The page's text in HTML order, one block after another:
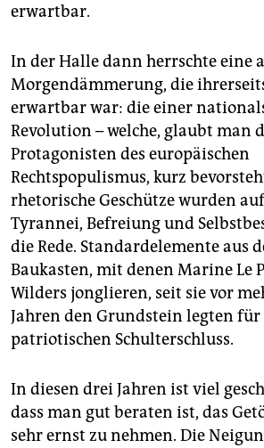
erwartbar.
In der Halle dann herrschte eine
Morgendämmerung, die
erwartbar war: die einer
Revolution – welche, glaubt man
Protagonisten des europäischen
Rechtspopulismus, kurz
rhetorische Geschütze wurden
Tyrannei, Befreiung und
die Rede. Standard­elemente aus
Baukasten, mit denen Marine Le
Wilders jonglieren, seit sie vor
Jahren den Grundstein legten
patriotischen Schulterschluss.
In diesen drei Jahren ist viel
dass man gut beraten ist, das
sehr ernst zu nehmen. Die